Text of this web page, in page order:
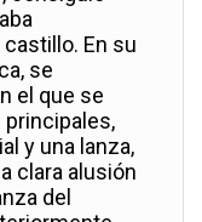
En su
se
el que se
y una lanza,
clara alusión
del